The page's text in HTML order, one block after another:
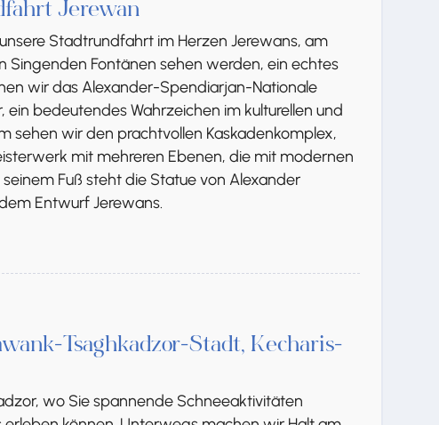
Jerewan
Stadtrundfahrt im Herzen Jerewans, am
Singenden Fontänen sehen werden, ein echtes
wir das Alexander-Spendiarjan-Nationale
bedeutendes Wahrzeichen im kulturellen und
sehen wir den prachtvollen Kaskadenkomplex,
mit mehreren Ebenen, die mit modernen
Fuß steht die Statue von Alexander
Entwurf Jerewans.
Tsaghkadzor-Stadt, Kecharis-
wo Sie spannende Schneeaktivitäten